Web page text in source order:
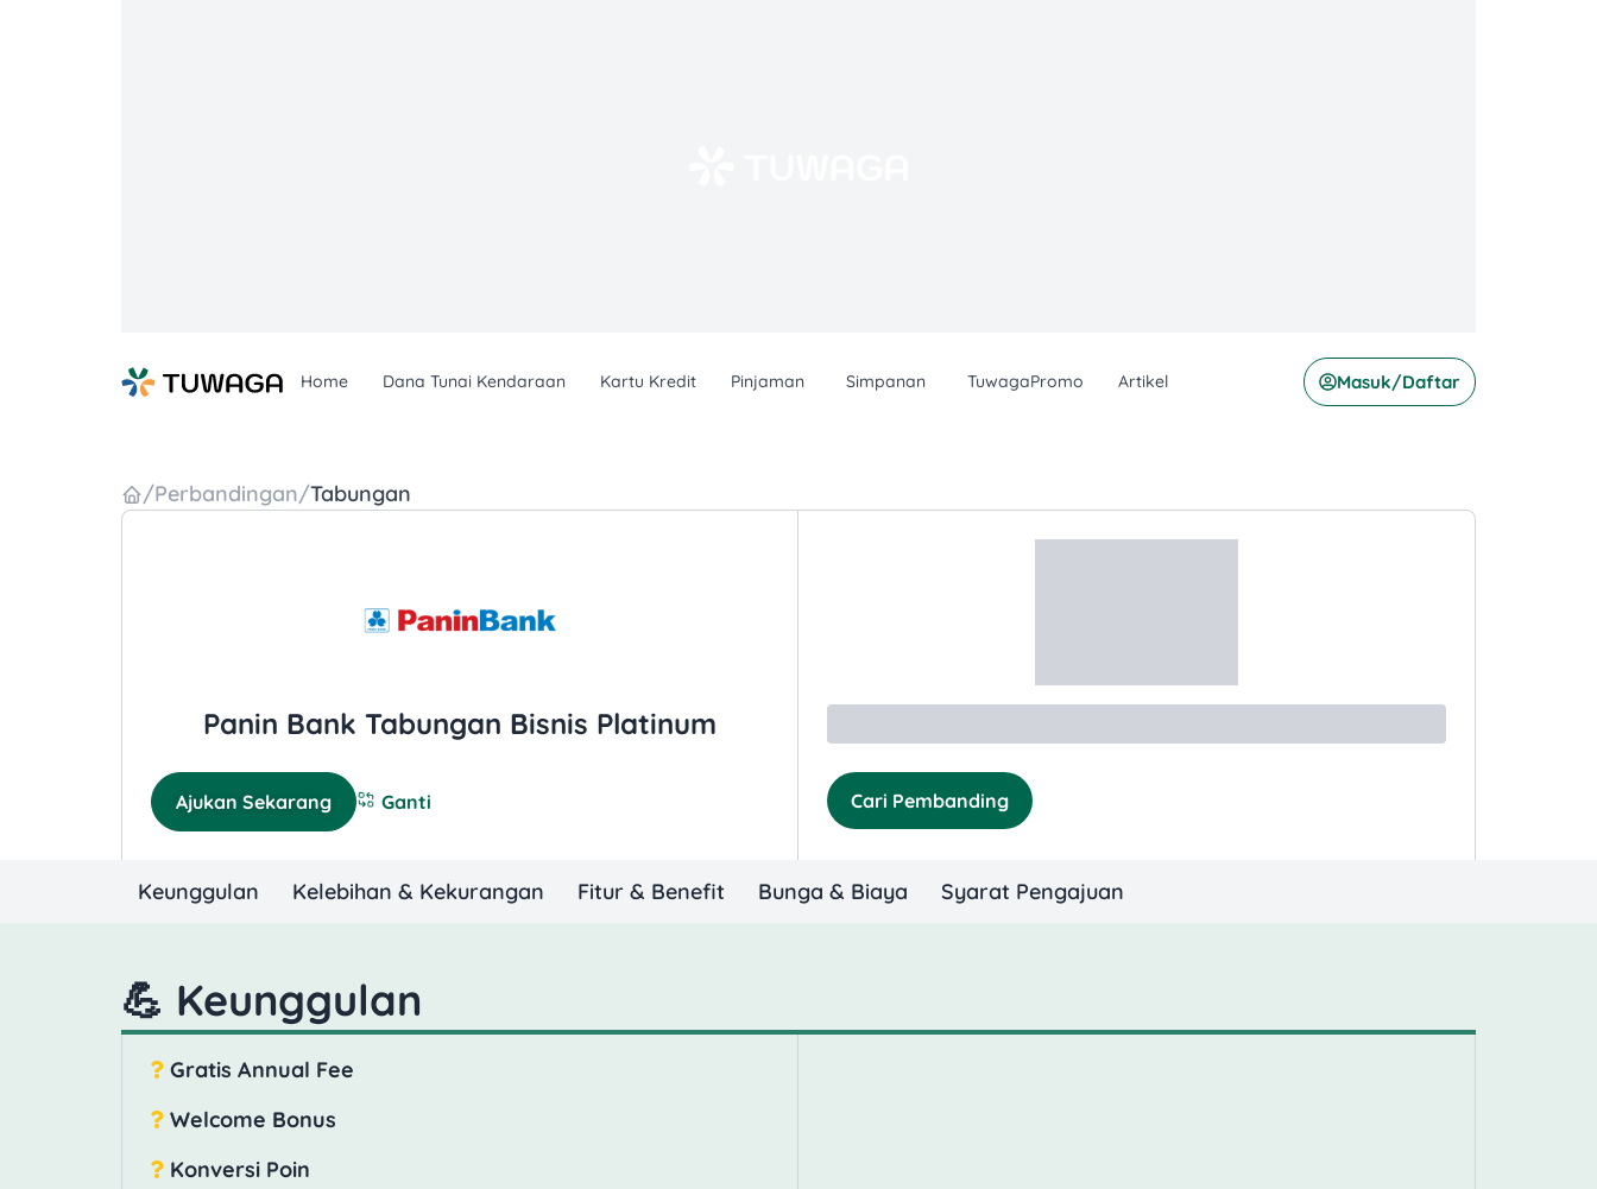
Home Dana Tunai Kendaraan Kartu Kredit Pinjaman Simpanan TuwagaPromo Artikel Masuk/Daftar
/Perbandingan/Tabungan
Panin Bank Tabungan Bisnis Platinum
Ajukan Sekarang Ganti Cari Pembanding
Keunggulan Kelebihan & Kekurangan Fitur & Benefit Bunga & Biaya Syarat Pengajuan
💪 Keunggulan
Gratis Annual Fee
Welcome Bonus
Konversi Poin